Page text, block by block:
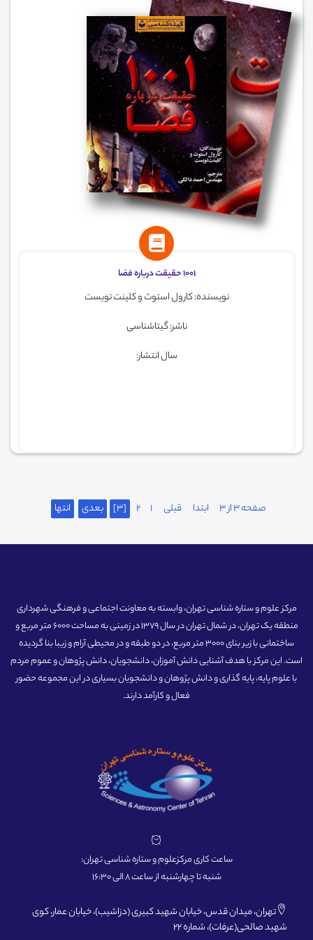
1001 حقیقت درباره فضا
نویسنده: کارول استوث و کلینت تویست
ناشر: گیتاشناسی
سال انتشار:
صفحه 3 از 3 ابتدا قبلی 1
2
[3] بعدی انتها
مرکز علوم و ستاره شناسی تهران، وابسته به معاونت اجتماعی و فرهنگی شهرداری
منطقه یک تهران، در شمال تهران در سال 1379 در زمینی به مساحت 6000 متر مربع و
ساختمانی با زیر بنای 3000 متر مربع، در دو طبقه و در محیطی آرام و زیبا بنا گردیده
است. این مرکز با هدف آشنایی دانش آموزان، دانشجویان، دانش پژوهان و عموم مردم
با علوم پایه، پایه گذاری و دانش پژوهان و دانشجویان بسیاری در این مجموعه حضور
فعال و کارآمد دارند.
ساعت کاری مرکزعلوم و ستاره شناسی تهران:
شنبه تا چهارشنبه از ساعت 8 الی 16:30
تهران، میدان قدس، خیابان شهید کبیری (دزاشیب)، خیابان عمار، کوی
شهید صالحی(عرفات)، شماره 22